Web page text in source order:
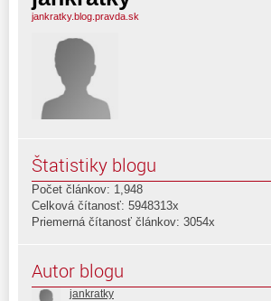
jankratky.blog.pravda.sk
Štatistiky blogu
Počet článkov: 1,948
Celková čítanosť: 5948313x
Priemerná čítanosť článkov: 3054x
Autor blogu
jankratky